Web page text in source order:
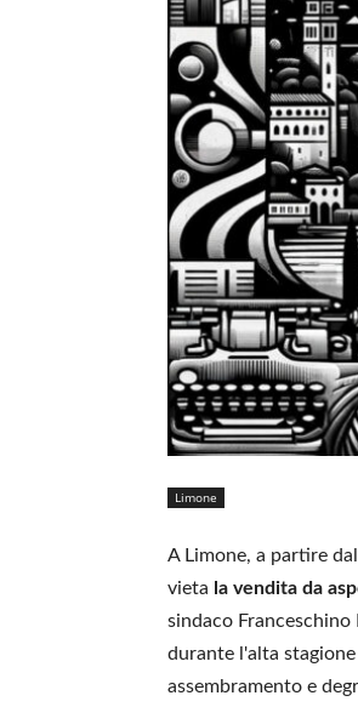
Limone
A Limone, a partire
vieta la vendita da
sindaco Franceschino
durante l'alta
assembramento e